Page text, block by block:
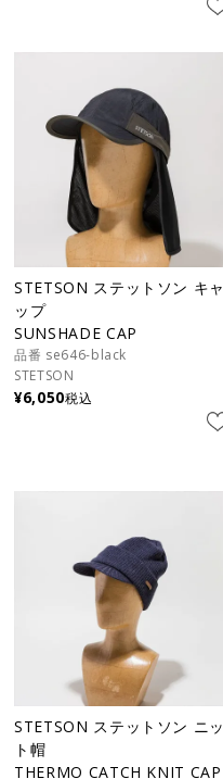
STETSON ステットソン キャ
ップ
SUNSHADE CAP
品番 se646-black
STETSON
¥6,050税込
STETSON ステットソン ニッ
ト帽
THERMO CATCH KNIT CAP